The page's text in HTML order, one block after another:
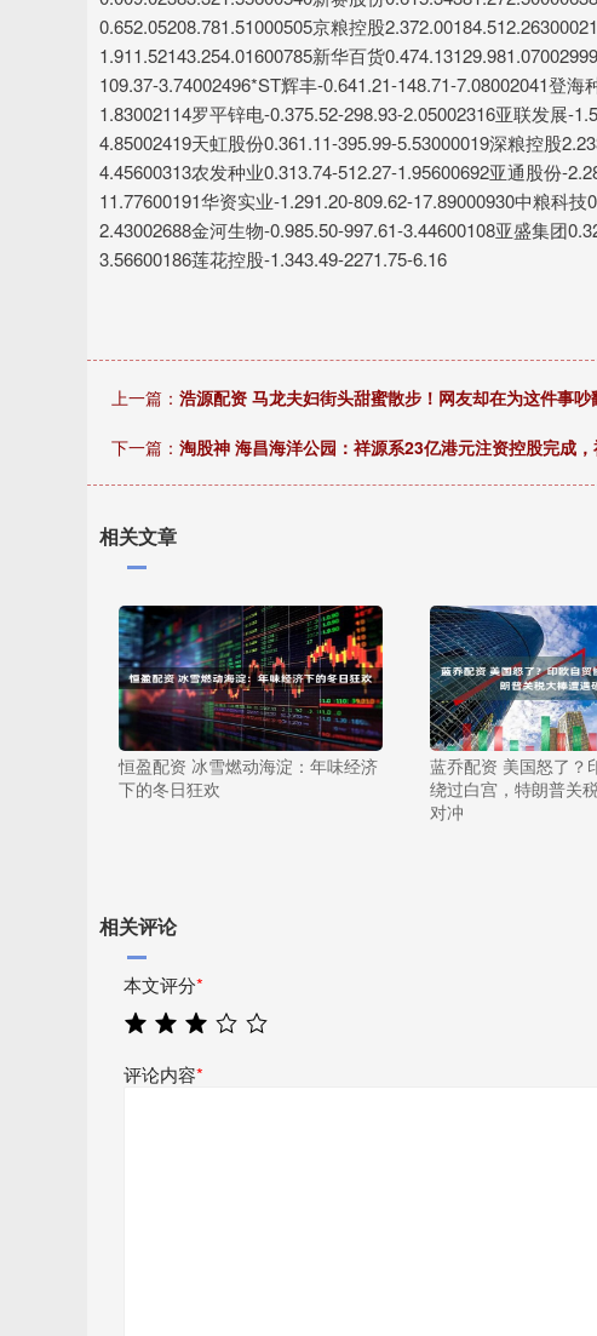
0.652.05208.781.51000505京粮控股
1.911.52143.254.01600785新华百货
109.37-3.74002496*ST辉丰-0.641.21-148.71-7.08002041登
1.83002114罗平锌电-0.375.52-298.93-2.05002316亚联发展-
4.85002419天虹股份0.361.11-395.99-5.53000019深粮控股
4.45600313农发种业0.313.74-512.27-1.95600692亚通股份-
11.77600191华资实业-1.291.20-809.62-17.89000930中粮科
2.43002688金河生物-0.985.50-997.61-3.44600108亚盛集团
3.56600186莲花控股-1.343.49-2271.75-6.16
上一篇： 浩源配资 马龙夫妇街头甜蜜散步！网友却在为这件事吵
下一篇： 淘股神 海昌海洋公园：祥源系23亿港元注资控股完成
相关文章
恒盈配资 冰雪燃动海淀：年味经济
下的冬日狂欢
蓝乔配资 美国怒了？
绕过白宫，特朗普关
对冲
相关评论
本文评分*
评论内容*